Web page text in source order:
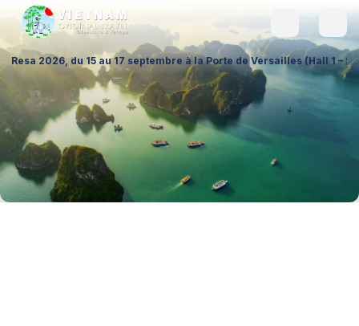
au 17 septembre à la Porte de Versailles (Hall 1 – Stand A026),